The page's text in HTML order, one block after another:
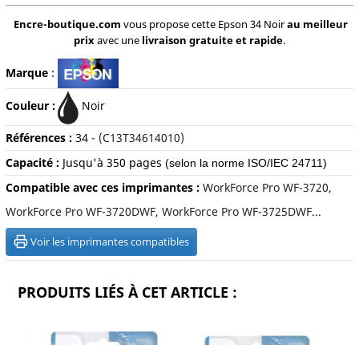
Encre-boutique.com vous propose cette Epson 34 Noirau meilleur
prixavec une livraison gratuite et rapide.
Marque:
Couleur : Noir
Références : 34- (C13T34614010)
Capacité : Jusqu'à 350 pages (selon la norme ISO/IEC 24711)
Compatible avec ces imprimantes : WorkForce Pro WF-3720,
WorkForce Pro WF-3720DWF, WorkForce Pro WF-3725DWF...
Voir les imprimantes compatibles
PRODUITS LIÉS À CET ARTICLE :